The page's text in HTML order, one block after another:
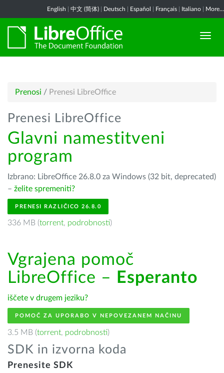
English 中文 (简体) Deutsch Español Français Italiano More...
Prenosi / Prenesi LibreOffice
Prenesi LibreOffice
Glavni namestitveni
program
Izbrano: LibreOffice 26.8.0 za Windows (32 bit, deprecated)
– želite spremeniti?
PRENESI RAZLIČICO 26.8.0
336 MB (torrent, podrobnosti)
Vgrajena pomoč
LibreOffice –
Esperanto
iščete v drugem jeziku?
POMOČ ZA UPORABO V NEPOVEZANEM NAČINU
3.5 MB (torrent, podrobnosti)
SDK in izvorna koda
Prenesite SDK